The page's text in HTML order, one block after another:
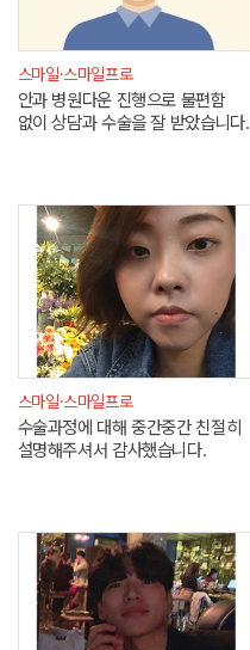
스마일·스마일프로
안과 병원다운 진행으로 불편함
없이 상담과 수술을 잘 받았습니다.
스마일·스마일프로
수술과정에 대해 중간중간 친절히
설명해주셔서 감사했습니다.